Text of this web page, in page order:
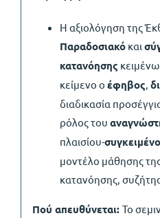
Η αξιολόγηση της
Παραδοσιακόκαι
κατανόησης
κείμενο ο έφηβος
διαδικασία
ρόλος του
πλαισίου-
μοντέλο μάθησης
κατανόησης,
Πού απευθύνεται: Το